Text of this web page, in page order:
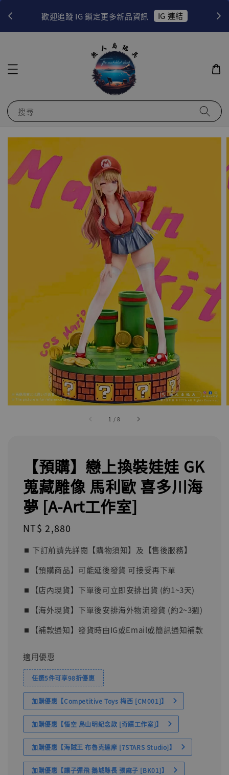
歡迎追蹤 IG 鎖定更多新品資訊 IG 連結
搜尋
1 /8
【預購】戀上換裝娃娃 GK
蒐藏雕像 馬利歐 喜多川海
夢 [A-Art工作室]
Regular
NT$ 2,880
⏹︎ 下訂前請先詳閱【購物須知】及【售後服務】
⏹︎【預購商品】可能延後發貨 可接受再下單
⏹︎【店內現貨】下單後可立即安排出貨 (約1~3天)
⏹︎【海外現貨】下單後安排海外物流發貨 (約2~3週)
⏹︎【補款通知】發貨時由IG或Email或簡訊通知補款
適用優惠
任選5件可享98折優惠
加購優惠【Competitive Toys 梅西 [CM001]】
加購優惠【悟空 鳥山明紀念款 [奇蹟工作室]】
加購優惠【海賊王 布魯克達摩 [7STARS Studio]】
加購優惠【讓子彈飛 鵝城縣長 張麻子 [BK01]】